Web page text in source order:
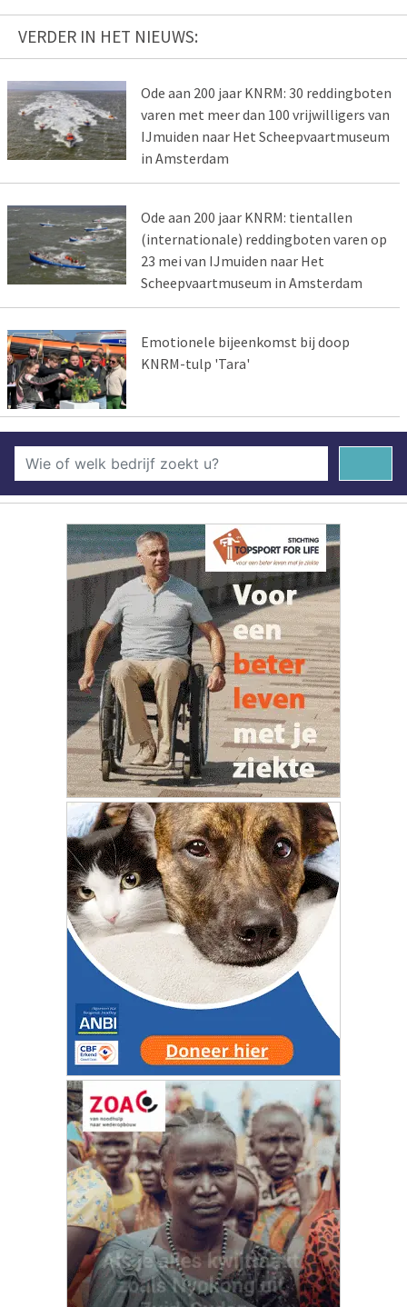
VERDER IN HET NIEUWS:
Ode aan 200 jaar KNRM: 30 reddingboten
varen met meer dan 100 vrijwilligers van
IJmuiden naar Het Scheepvaartmuseum
in Amsterdam
Ode aan 200 jaar KNRM: tientallen
(internationale) reddingboten varen op
23 mei van IJmuiden naar Het
Scheepvaartmuseum in Amsterdam
Emotionele bijeenkomst bij doop
KNRM-tulp 'Tara'